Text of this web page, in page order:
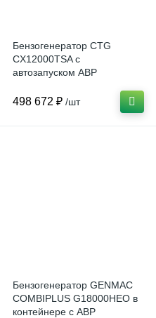
Бензогенератор CTG
CX12000TSA с
автозапуском АВР
498 672 ₽ /шт
Бензогенератор GENMAC
COMBIPLUS G18000HEO в
контейнере с АВР